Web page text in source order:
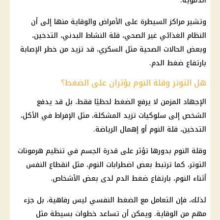
وتشير مراكز السيطرة على الأمراض والوقاية منها إلى أن
النظام الغذائي غير الصحي، قلة النشاط البدني، التدخين،
وبعض الحالات الصحية مثل السكري، قد تزيد من خطر الإصابة
بارتفاع ضغط الدم.
هل التوتر وقلة النوم يؤثران على الضغط؟
الإجهاد المزمن لا يرفع الضغط لحظيًا فقط، بل قد يدفع
الشخص إلى سلوكيات تزيد المشكلة، مثل الإفراط في الأكل،
التدخين، قلة النوم أو إهمال الرياضة.
وقلة النوم بدورها تؤثر على قدرة الجسم في تنظيم هرمونات
التوتر، كما ترتبط بعض اضطرابات النوم، مثل انقطاع النفس
أثناء النوم، بارتفاع ضغط الدم لدى بعض الأشخاص.
لذلك، فإن التعامل مع الضغط النفسي ليس رفاهية، بل جزء
مهم من الوقاية. ويمكن أن تساعد خطوات بسيطة مثل